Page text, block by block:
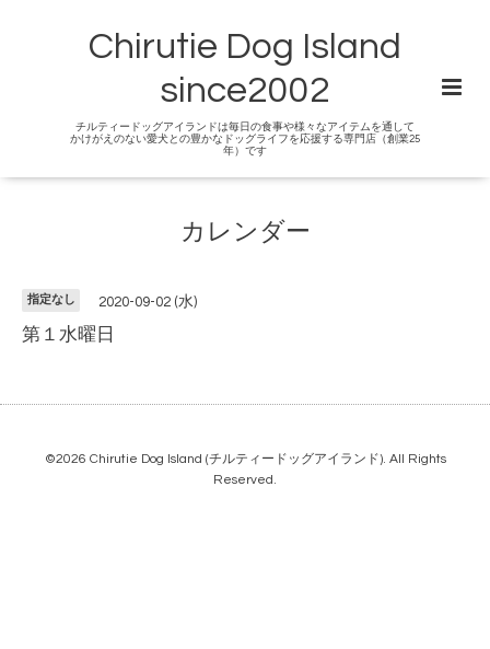
Chirutie Dog Island
since2002
チルティードッグアイランドは毎日の食事や様々なアイテムを通して
かけがえのない愛犬との豊かなドッグライフを応援する専門店（創業25
年）です
カレンダー
指定なし 2020-09-02 (水)
第１水曜日
©2026 Chirutie Dog Island (チルティードッグアイランド). All Rights
Reserved.